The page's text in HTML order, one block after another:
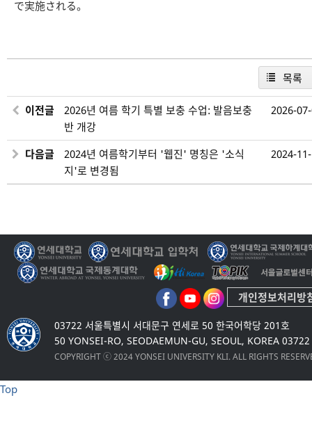
で実施される。
목록
이전글
2026년 여름 학기 특별 보충 수업: 발음보충
반 개강
2026-
다음글
2024년 여름학기부터 '웹진' 명칭은 '소식
지'로 변경됨
2024-
03722 서울특별시 서대문구 연세로 50 한국어학당 201호
50 YONSEI-RO, SEODAEMUN-GU, SEOUL, KOREA 03722
COPYRIGHT ⓒ 2024 YONSEI UNIVERSITY KLI. ALL RIGHTS
개인정보처리방
Top